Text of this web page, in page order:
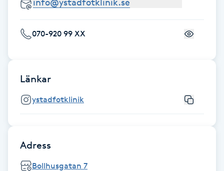
Fettreducering
Fillers
Fotmassage
Fotvård
070-920 99 XX
Länkar
ystadfotklinik
Adress
Bollhusgatan 7